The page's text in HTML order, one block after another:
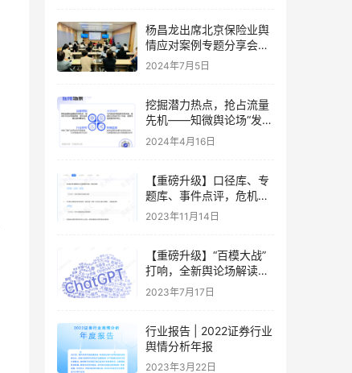
杨昌龙出席北京保险业舆
情应对案例专题分享会并
做专题分享
2024年7月5日
挖掘潜力热点，抢占流量
先机——知微舆论场“发现
热点”全新上线
2024年4月16日
【重磅升级】口径库、专
题库、事件点评，危机洞
察的新方式来了
2023年11月14日
【重磅升级】“百模大战”
打响，全新舆论场解读AI
大模型热潮
2023年7月17日
行业报告 | 2022证券行业
舆情分析年报
2023年3月22日